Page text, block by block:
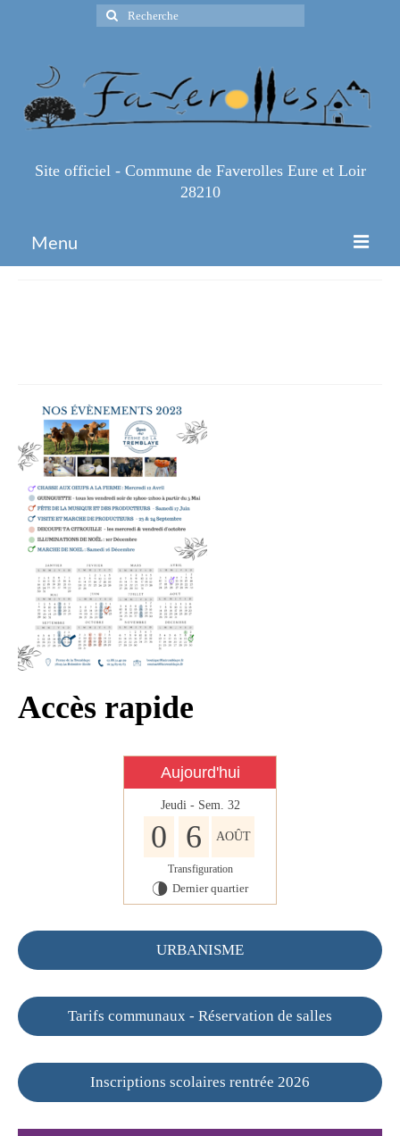
Rechercher
:
Site officiel - Commune de Faverolles Eure et Loir
28210
Menu
Infos règlementaires
Contact et horaires
Mon village
Mes démarches
Faverolles dans la presse
Faverolles Infos – Format
numérique
Séjourner à Faverolles
Accès rapide
Aujourd'hui
Jeudi - Sem. 32
0 6 AOÛT
Transfiguration
U Dernier quartier
URBANISME
Tarifs communaux - Réservation de salles
Inscriptions scolaires rentrée 2026